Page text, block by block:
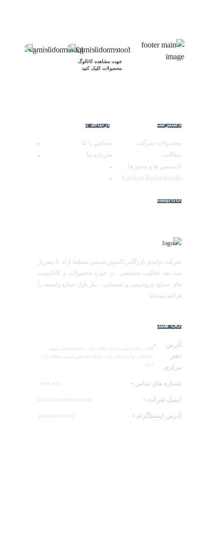
جهت مشاهده کاتالوگ
محصولات کلیک کنید
دسترسی سریع
محصولات شرکت
مقالات
لایسنس ها و مجوزها
Catalyst Zeolite[dot]ir
ارتباط با ما
تماس با ما
درباره ما
کاتالیست های پر
شرکت تولیدی بازرگانی کاسپین شیمی منطقه آزاد با بیش از
سه دهه فعالیت تخصصی در حوزه محصولات و کاتالیست
های صنایع پتروشیمی و شیمیایی ، نیاز بازار صنایع وابسته را
فراهم مینماید
کجا هستیم؟
آدرس
دفتر
مرکزی
گیلان - جاده رشت انزلی - طالب آباد - دانشکده فنی شهید
خدادادی - واحد مرکز رشد - شرکت کاسپین شیمی منطقه آزاد
انزلی
شماره های تماس ۰۹۱۲۴۰۴۵۱۰۰
ایمیل شرکت info@Caspianchemistry.com
آدرس اینستاگرام caspianchemistry@